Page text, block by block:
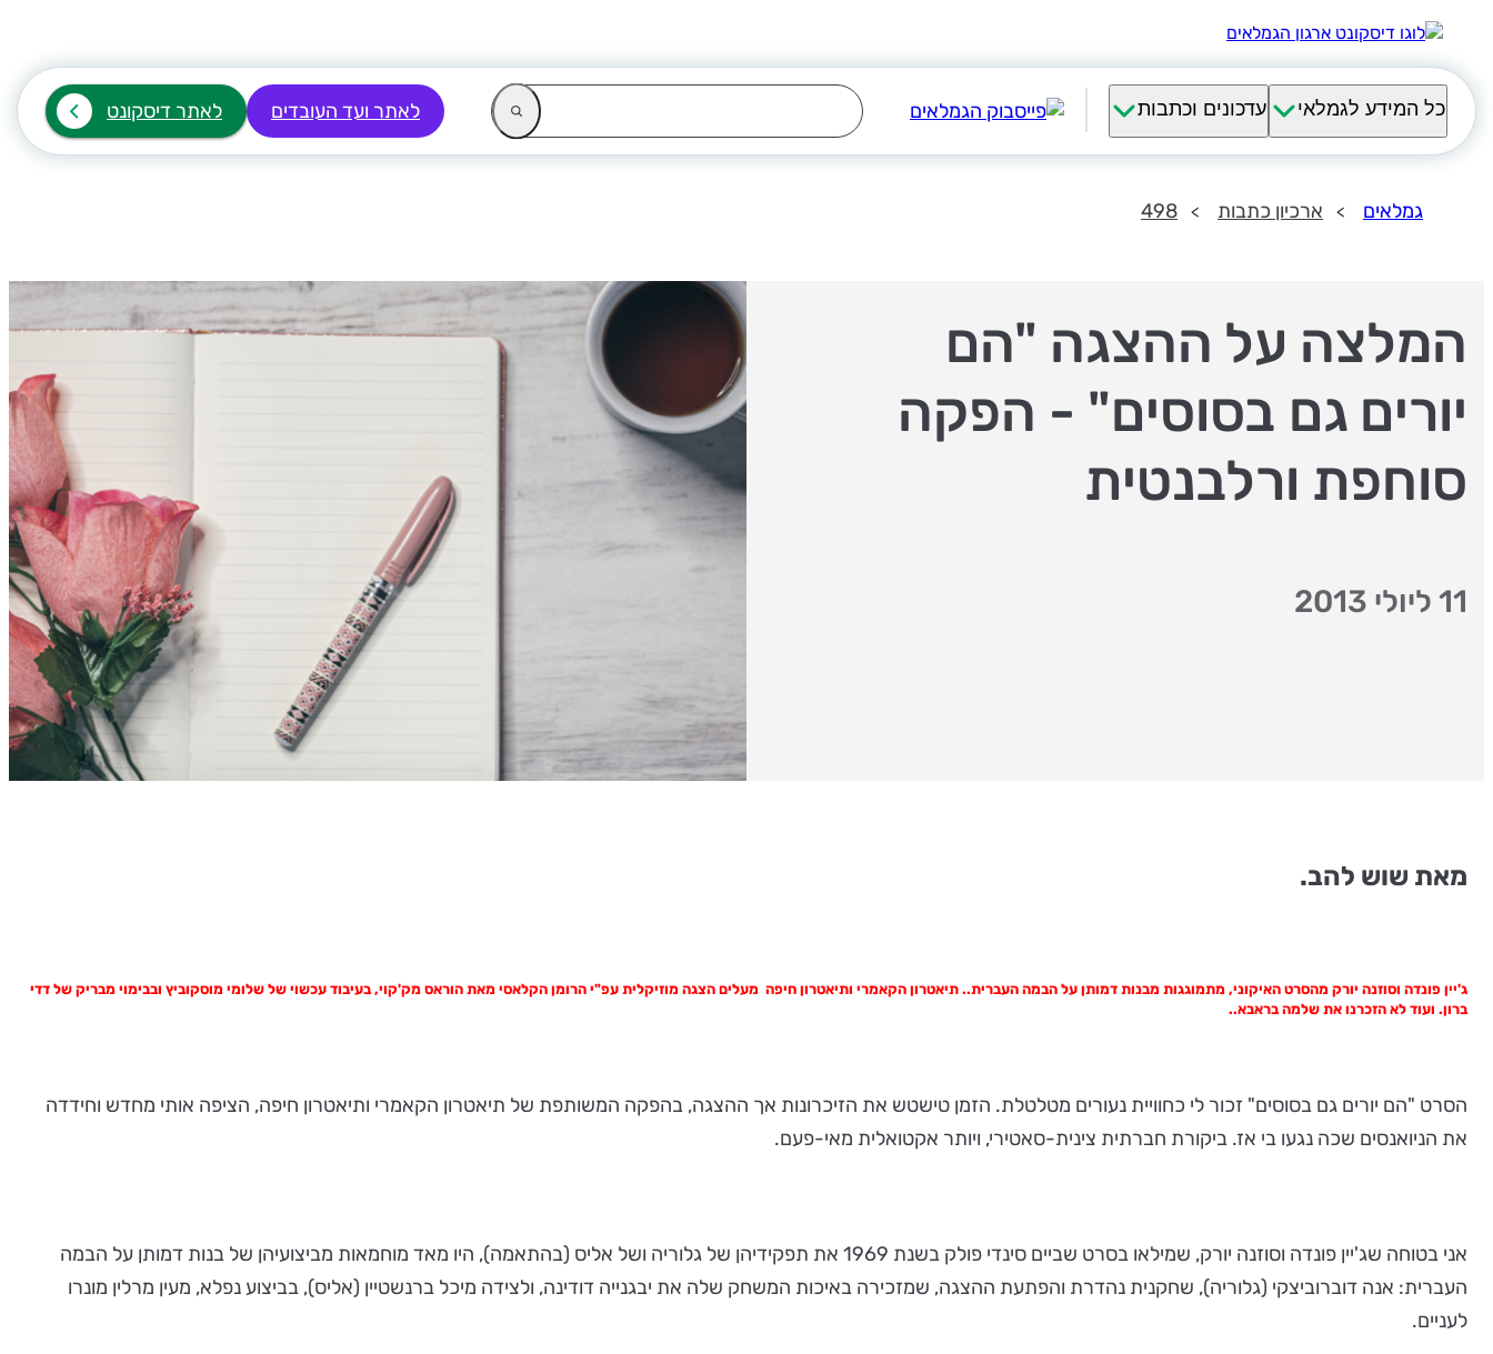
כל המידע לגמלאי עדכונים וכתבות לאתר ועד העובדים לאתר דיסקונט
גמלאים ארכיון כתבות 498
המלצה על ההצגה "הם
יורים גם בסוסים" - הפקה
סוחפת ורלבנטית
11 ליולי 2013
מאת שוש להב.
ג'יין פונדה וסוזנה יורק מהסרט האיקוני, מתמוגגות מבנות דמותן על הבמה העברית.. תיאטרון הקאמרי ותיאטרון חיפה מעלים הצגה מוזיקלית עפ"י הרומן הקלאסי מאת הוראס מק'קוי, בעיבוד עכשוי של שלומי מוסקוביץ ובבימוי מבריק של דדי
ברון. ועוד לא הזכרנו את שלמה בראבא..
הסרט "הם יורים גם בסוסים" זכור לי כחוויית נעורים מטלטלת. הזמן טישטש את הזיכרונות אך ההצגה, בהפקה המשותפת של תיאטרון הקאמרי ותיאטרון חיפה, הציפה אותי מחדש וחידדה
את הניואנסים שכה נגעו בי אז. ביקורת חברתית צינית-סאטירי, ויותר אקטואלית מאי-פעם.
אני בטוחה שג'יין פונדה וסוזנה יורק, שמילאו בסרט שביים סינדי פולק בשנת 1969 את תפקידיהן של גלוריה ושל אליס (בהתאמה), היו מאד מוחמאות מביצועיהן של בנות דמותן על הבמה
העברית: אנה דוברוביצקי (גלוריה), שחקנית נהדרת והפתעת ההצגה, שמזכירה באיכות המשחק שלה את יבגנייה דודינה, ולצידה מיכל ברנשטיין (אליס), בביצוע נפלא, מעין מרלין מונרו
לעניים.